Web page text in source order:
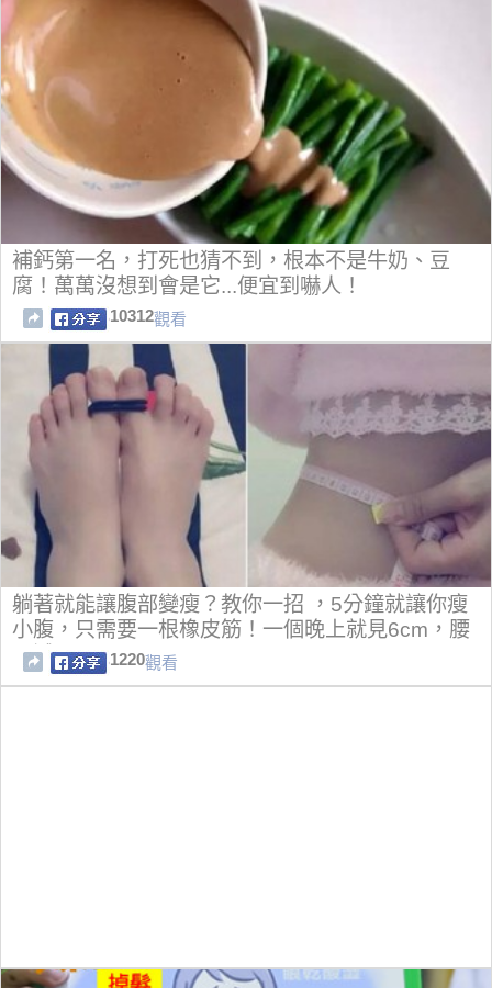
補鈣第一名，打死也猜不到，根本不是牛奶、豆
腐！萬萬沒想到會是它...便宜到嚇人！
10312觀看
躺著就能讓腹部變瘦？教你一招 ，5分鐘就讓你瘦
小腹，只需要一根橡皮筋！一個晚上就見6cm，腰
圍減了！
1220觀看